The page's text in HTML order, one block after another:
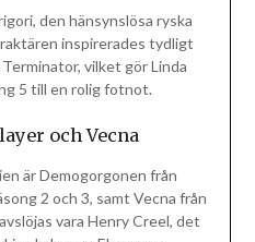
den hänsynslösa ryska
inspirerades tydligt
vilket gör Linda
5 till en rolig fotnot.
och Vecna
är Demogorgonen från
2 och 3, samt Vecna från
vara Henry Creel, det